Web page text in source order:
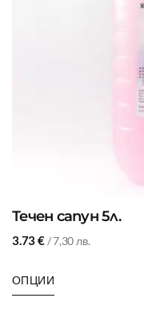
Течен сапун 5л.
3.73€/ 7,30 лв.
ОПЦИИ